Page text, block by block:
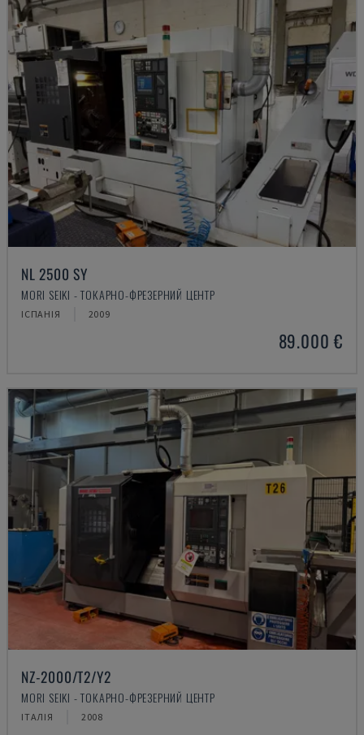
NL 2500 SY
MORI SEIKI - ТОКАРНО-ФРЕЗЕРНИЙ ЦЕНТР
ІСПАНІЯ 2009
89.000 €
NZ-2000/T2/Y2
MORI SEIKI - ТОКАРНО-ФРЕЗЕРНИЙ ЦЕНТР
ІТАЛІЯ 2008